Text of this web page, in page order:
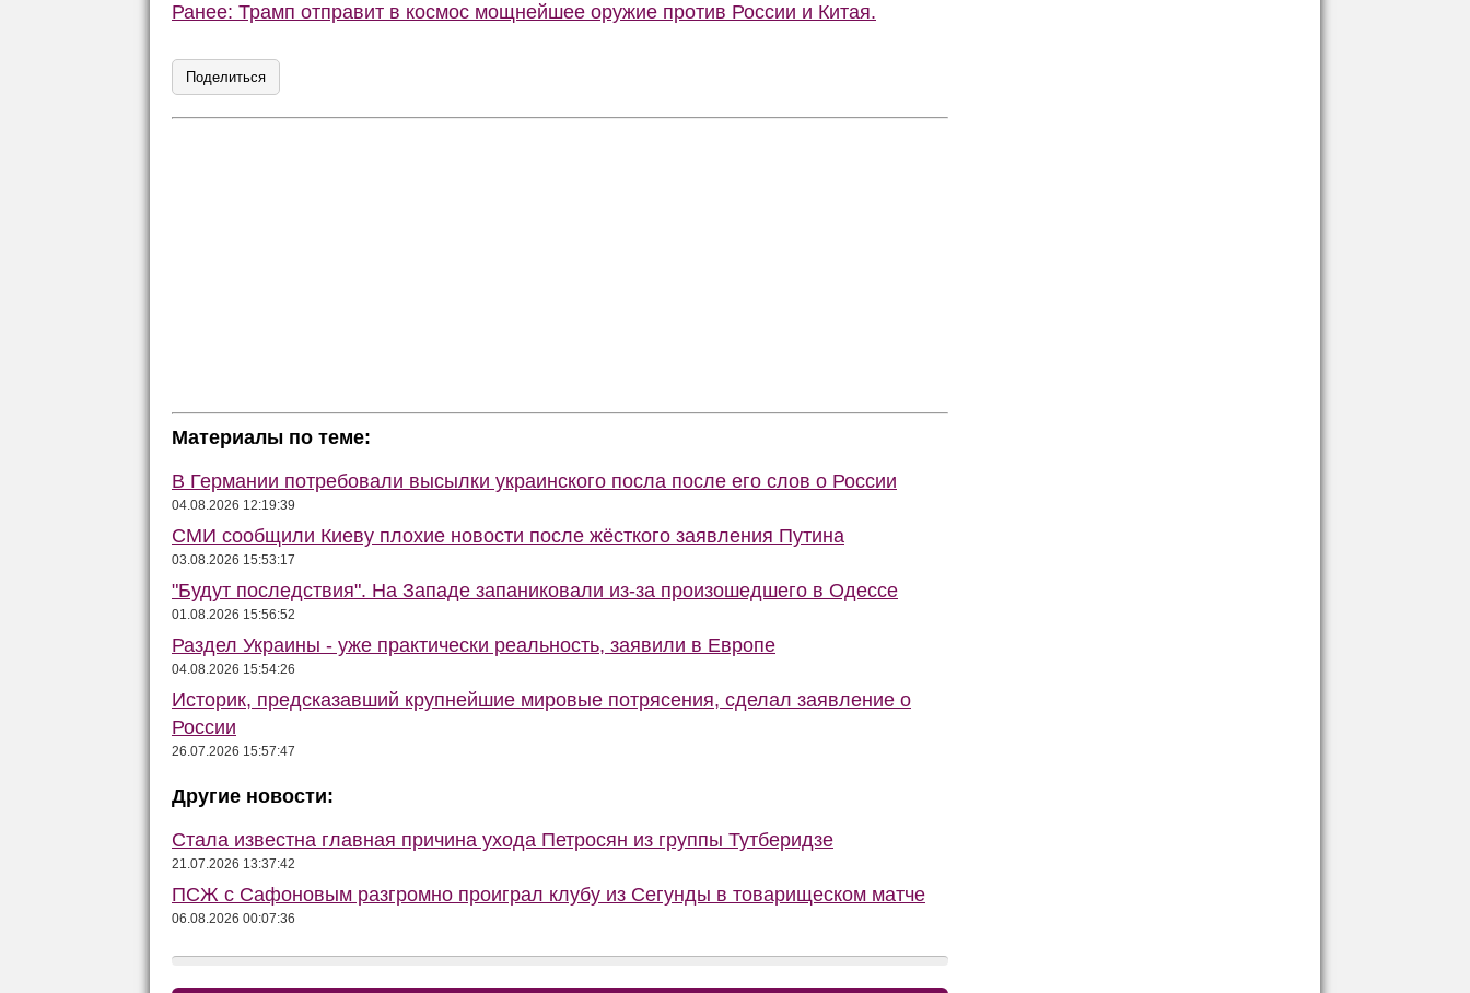
Ранее: Трамп отправит в космос мощнейшее оружие против России и Китая.
Поделиться
Материалы по теме:
В Германии потребовали высылки украинского посла после его слов о России
04.08.2026 12:19:39
СМИ сообщили Киеву плохие новости после жёсткого заявления Путина
03.08.2026 15:53:17
"Будут последствия". На Западе запаниковали из-за произошедшего в Одессе
01.08.2026 15:56:52
Раздел Украины - уже практически реальность, заявили в Европе
04.08.2026 15:54:26
Историк, предсказавший крупнейшие мировые потрясения, сделал заявление о
России
26.07.2026 15:57:47
Другие новости:
Стала известна главная причина ухода Петросян из группы Тутберидзе
21.07.2026 13:37:42
ПСЖ с Сафоновым разгромно проиграл клубу из Сегунды в товарищеском матче
06.08.2026 00:07:36